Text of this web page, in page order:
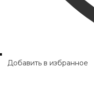
Добавить в избранное